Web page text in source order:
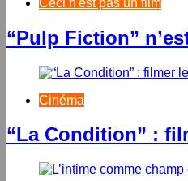
“Pulp Fiction”
Cinéma
“La Condition” :